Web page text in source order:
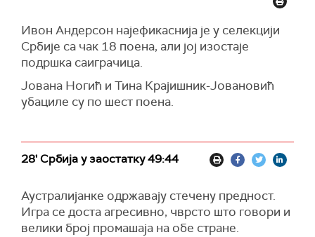
Ивон Андерсон најефикаснија је у селекцији
Србије са чак 18 поена, али јој изостаје
подршка саиграчица.
Јована Ногић и Тина Крајишник-Јовановић
убациле су по шест поена.
28' Србија у заостатку 49:44
Аустралијанке одржавају стечену предност.
Игра се доста агресивно, чврсто што говори и
велики број промашаја на обе стране.